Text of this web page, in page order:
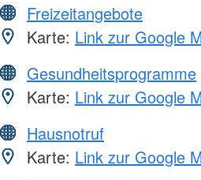
Freizeitangebote
Karte: Link zur Google
Gesundheitsprogramme
Karte: Link zur Google
Hausnotruf
Karte: Link zur Google